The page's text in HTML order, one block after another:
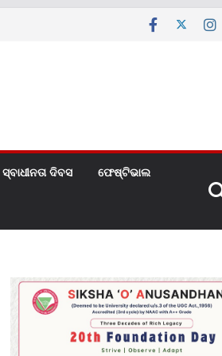
ସ୍ବାଧୀନତା ଦିବସ ଫେଷ୍ଟିଭାଲ